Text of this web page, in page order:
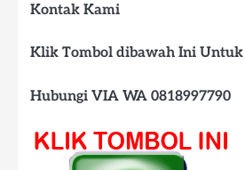
Kontak Kami
Klik Tombol dibawah Ini Untuk
Hubungi VIA WA 0818997790